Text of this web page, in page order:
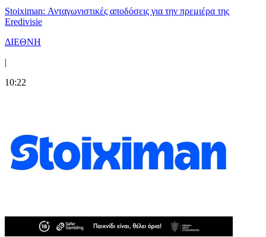
Stoiximan: Ανταγωνιστικές αποδόσεις για την πρεμιέρα της
Eredivisie
ΔΙΕΘΝΗ
|
10:22